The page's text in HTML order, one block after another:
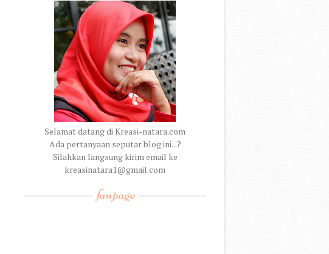
Selamat datang di Kreasi-natara.com
Ada pertanyaan seputar blog ini...?
Silahkan langsung kirim email ke
kreasinatara1@gmail.com
fanpage